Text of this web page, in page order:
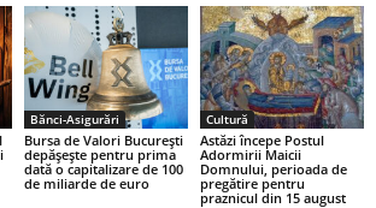
Bănci-Asigurări
Bursa de Valori București
depășește pentru prima
dată o capitalizare de 100
de miliarde de euro
Cultură
Astăzi începe Postul
Adormirii Maicii
Domnului, perioada de
pregătire pentru
praznicul din 15 august